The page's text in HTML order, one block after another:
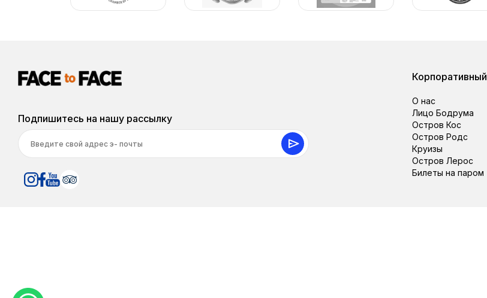
Подпишитесь на нашу рассылку
Корпоративный
О нас
Лицо Бодрума
Остров Кос
Остров Родс
Круизы
Остров Лерос
Билеты на паром